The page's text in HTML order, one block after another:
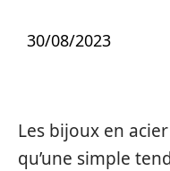
30/08/2023
Les bijoux en
qu’une simple